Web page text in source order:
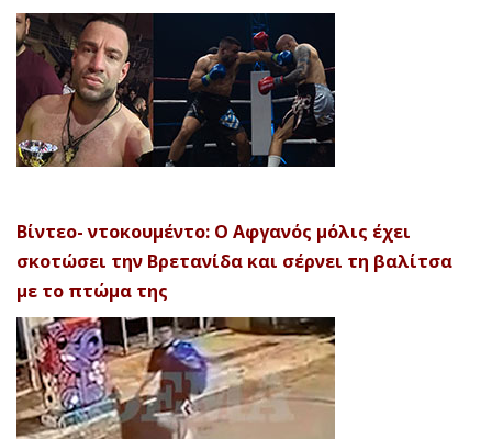
Βίντεο- ντοκουμέντο: Ο Αφγανός μόλις έχει
σκοτώσει την Βρετανίδα και σέρνει τη βαλίτσα
με το πτώμα της